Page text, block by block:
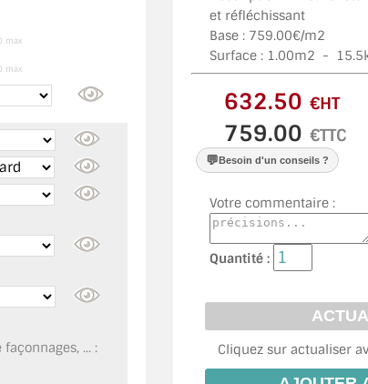
max
max
... :
et réfléchissant
Base : 759.00€/m2
Surface : 1.00m2 - 15.5
€HT
€TTC
💬Besoin d'un conseils ?
Votre commentaire :
Quantité :
Cliquez sur actualiser